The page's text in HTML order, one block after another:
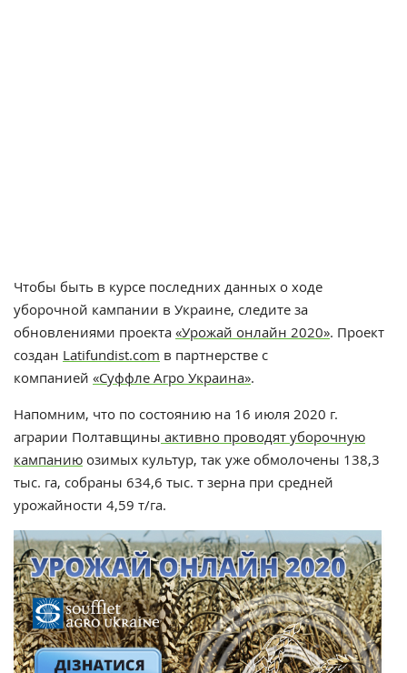
Чтобы быть в курсе последних данных о ходе
уборочной кампании в Украине, следите за
обновлениями проекта «Урожай онлайн 2020». Проект
создан Latifundist.com в партнерстве с
компанией «Суффле Агро Украина».
Напомним, что по состоянию на 16 июля 2020 г.
аграрии Полтавщины активно проводят уборочную
кампанию озимых культур, так уже обмолочены 138,3
тыс. га, собраны 634,6 тыс. т зерна при средней
урожайности 4,59 т/га.